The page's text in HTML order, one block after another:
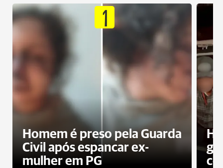
1
Homem é preso pela Guarda
Civil após espancar ex-
mulher em PG